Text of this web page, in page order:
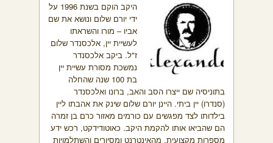
היקב הוקם בשנת 1996 על
ידי יורם שלום ונושא את שם
אביו – מורו והשראתו
לעשיית יין, אלכסנדר שלום
ז"ל. ביקב אלכסנדר
נמשכת מסורת עשיית יין
בת 100 שנה שהחלה
בתוניסיה שם ייצרו הסב והאב, ברונו ואלכסנדר
(סנדרו) יין ביתי. היינן יורם שלום שינק את אהבתו ליין
בילדותו לצד מפגשים עם כורמים מאזור כרם בן זמרה
הם שהביאו אותו להקמת היקב. כאוטודידקט, רכש ידע
מספרות מקצועית, מהאינטרנט ומסיורים והשתלמויות